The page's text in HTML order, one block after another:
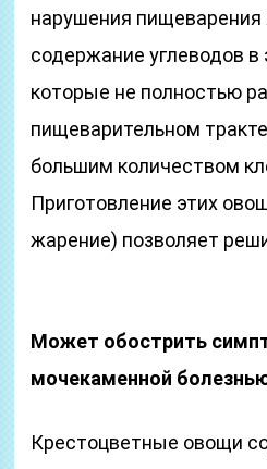
нарушения пищеварения
содержание углеводов в
которые не полностью
пищеварительном
большим количеством
Приготовление этих
жарение) позволяет
Может обострить
мочекаменной
Крестоцветные овощи